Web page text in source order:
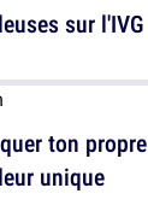
ton propre
unique
sur l'IVG